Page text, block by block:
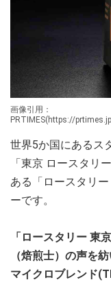
画像引用：
PRTIMES(https://
世界5か国にあるス
「東京 ロースタリ
ある「ロースタリ
ーです。
「ロースタリー 東
（焙煎士）の声を
マイクロブレンド